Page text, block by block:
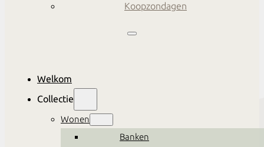
Koopzondagen
Welkom
Collectie
Wonen
Banken